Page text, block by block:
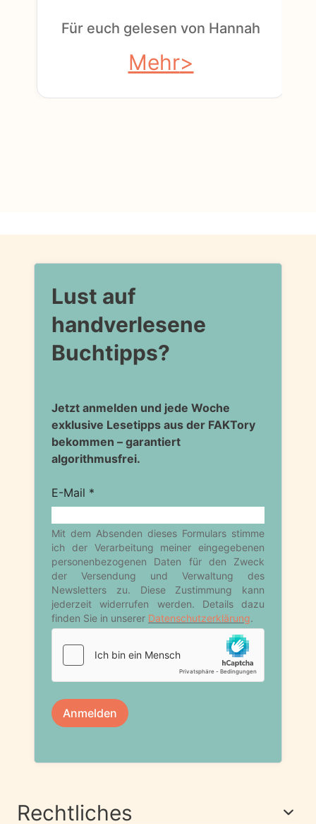
Für euch gelesen von Hannah
Mehr
Lust auf
handverlesene
Buchtipps?
Rechtliches